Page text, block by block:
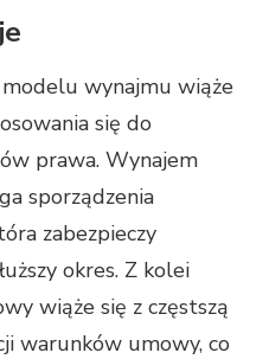
wynajmu wiąże
się do
prawa. Wynajem
sporządzenia
zabezpieczy
okres. Z kolei
wiąże się z częstszą
warunków umowy, co